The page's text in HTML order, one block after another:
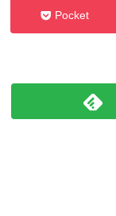
Pocket